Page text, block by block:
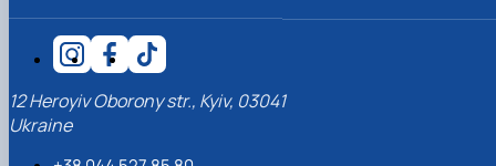
12 Heroyiv Oborony str., Kyiv, 03041
Ukraine